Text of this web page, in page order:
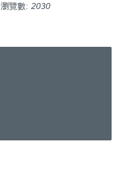
瀏覽數: 2030